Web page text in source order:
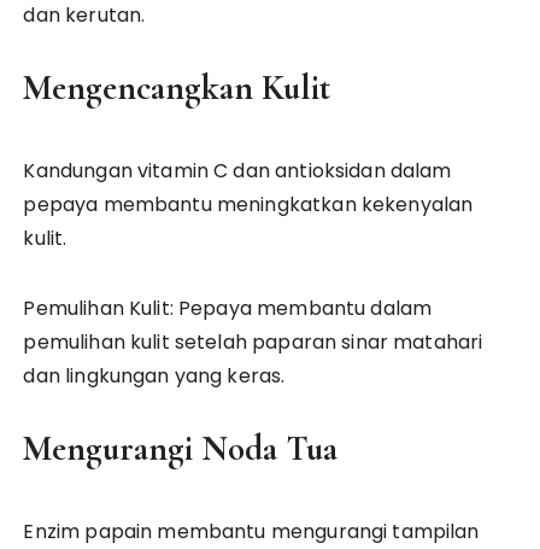
dan kerutan.
Mengencangkan Kulit
Kandungan vitamin C dan antioksidan dalam
pepaya membantu meningkatkan kekenyalan
kulit.
Pemulihan Kulit: Pepaya membantu dalam
pemulihan kulit setelah paparan sinar matahari
dan lingkungan yang keras.
Mengurangi Noda Tua
Enzim papain membantu mengurangi tampilan